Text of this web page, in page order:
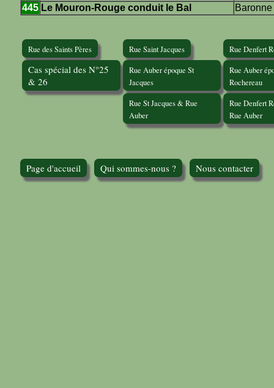
445 Le Mouron-Rouge conduit le Bal
Rue des Saints Pères Rue Saint Jacques Rue Denfert
Cas spécial des N°25
& 26
Rue Auber époque St
Jacques
Rue Auber
Rochereau
Rue St Jacques & Rue
Auber
Rue Denfert
Rue Auber
Page d'accueil Qui sommes-nous ? Nous contacter